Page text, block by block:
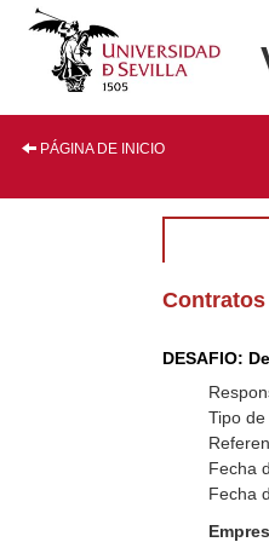
PÁGINA DE INICIO
DESAFIO:
Tipo
Fecha
Fecha